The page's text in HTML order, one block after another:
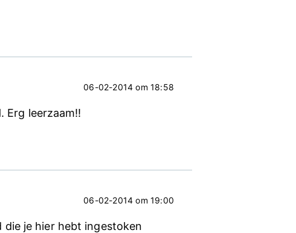
06-02-2014 om 18:58
Erg leerzaam!!
06-02-2014 om 19:00
je hier hebt ingestoken